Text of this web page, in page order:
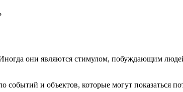
они являются стимулом, побуждающим
событий и объектов, которые могут